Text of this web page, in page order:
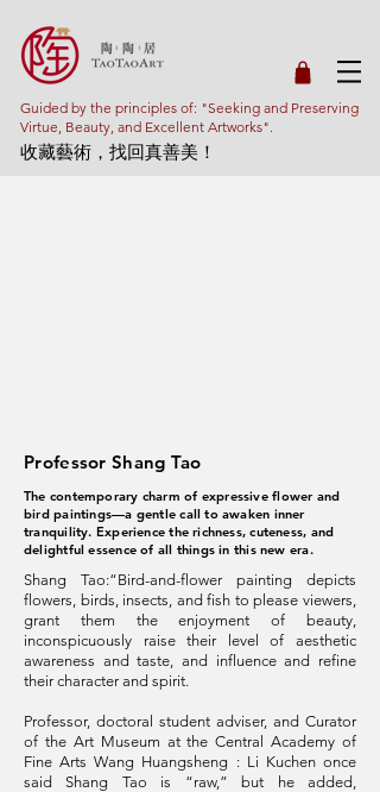
Guided by the principles of: "Seeking and Preserving
Virtue, Beauty, and Excellent Artworks".
收藏藝術，找回真善美！
Professor Shang Tao
The contemporary charm of expressive flower and
bird paintings—a gentle call to awaken inner
tranquility. Experience the richness, cuteness, and
delightful essence of all things in this new era.
Shang Tao:“Bird-and-flower painting depicts
flowers, birds, insects, and fish to please viewers,
grant them the enjoyment of beauty,
inconspicuously raise their level of aesthetic
awareness and taste, and influence and refine
their character and spirit.
Professor‭, ‬doctoral student adviser‭, ‬and Curator
of the Art Museum at the Central Academy of
Fine Arts Wang Huangsheng : Li Kuchen once
said Shang Tao is “raw,” but he added,